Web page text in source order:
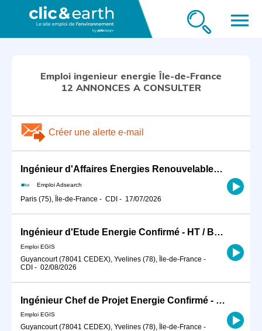
menu
Emploi ingenieur energie Île-de-France
12 ANNONCES A CONSULTER
Créer une alerte e-mail
Ingénieur d'Affaires Énergies Renouvelables (H/F)
Emploi Adsearch
Paris (75), Île-de-France - CDI - 17/07/2026
Ingénieur d'Etude Energie Confirmé - HT / BT H/F
Emploi EGIS
Guyancourt (78041 CEDEX), Yvelines (78), Île-de-France -
CDI - 02/08/2026
Ingénieur Chef de Projet Energie Confirmé - HT / BT - H/F
Emploi EGIS
Guyancourt (78041 CEDEX), Yvelines (78), Île-de-France -